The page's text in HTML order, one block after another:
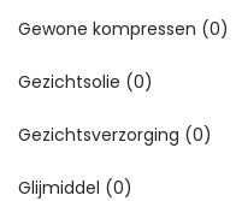
Gewone kompressen (0)
Gezichtsolie (0)
Gezichtsverzorging (0)
Glijmiddel (0)